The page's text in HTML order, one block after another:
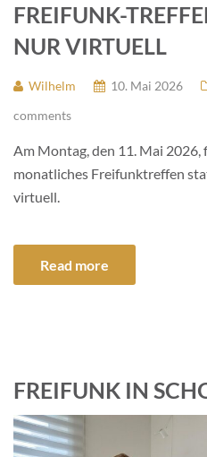
FREIFUNK-
NUR VIRTUELL
Wilhelm 10. Mai 2026
comments
Am Montag, den 11. Mai
monatliches Freifunktreffen
virtuell.
Read more
FREIFUNK IN